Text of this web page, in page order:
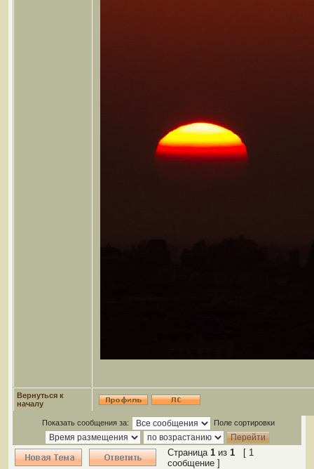
Вернуться к
началу
Показать сообщения за: Поле сортировки
Страница 1 из 1 [ 1
сообщение ]